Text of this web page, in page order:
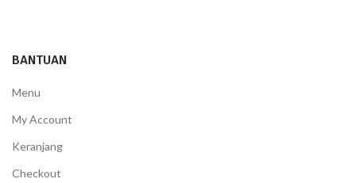
BANTUAN
Menu
My Account
Keranjang
Checkout